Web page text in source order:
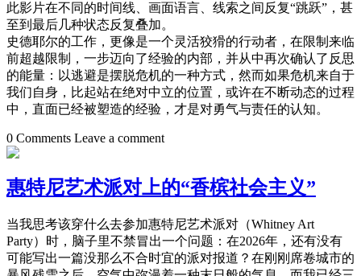
此影片在不同的时间线、画面语言、线索之间反复“跳跃”，甚
至到最后几种状态反复叠加。
史德耶尔的工作，更像是一个灵活狡猾的行动者，在限制来临
前超越限制，一步迈向了经验的内部，并从中再次确认了反思
的能量：以逃避是摆脱危机的一种方式，然而如果危机来自于
我们自身，比起站在绝对中立的位置，或许在不断动态的过程
中，直面已经被塑造的经验，才是对勇气与责任的认知。
0 Comments Leave a comment
惠特尼艺术派对上的“香槟社会主义”
当我思考该穿什么去参加惠特尼艺术派对（Whitney Art
Party）时，脑子里不禁冒出一个问题：在2026年，还有没有
可能写出一篇没那么不合时宜的派对报道？在刚刚席卷城市的